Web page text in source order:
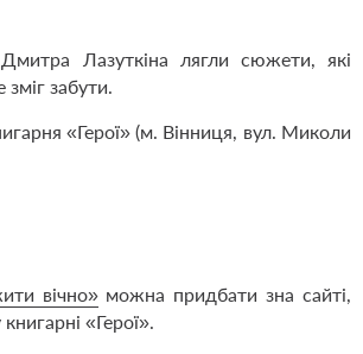
Лазуткіна лягли сюжети, які
зміг забути.
«Герої» (м. Вінниця, вул. Миколи
вічно»можна придбати зна сайті,
«Герої».